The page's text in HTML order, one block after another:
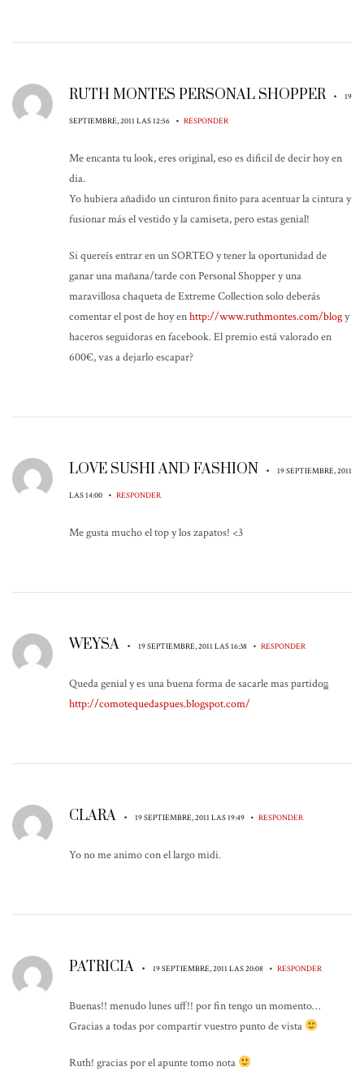
RUTH MONTES PERSONAL SHOPPER • 19
SEPTIEMBRE, 2011 LAS 12:56 • RESPONDER
Me encanta tu look, eres original, eso es dificil de decir hoy en
dia.
Yo hubiera añadido un cinturon finito para acentuar la cintura y
fusionar más el vestido y la camiseta, pero estas genial!
Si quereís entrar en un SORTEO y tener la oportunidad de
ganar una mañana/tarde con Personal Shopper y una
maravillosa chaqueta de Extreme Collection solo deberás
comentar el post de hoy enhttp://www.ruthmontes.com/blogy
haceros seguidoras en facebook. El premio está valorado en
600€, vas a dejarlo escapar?
LOVE SUSHI AND FASHION • 19 SEPTIEMBRE, 2011
LAS 14:00 • RESPONDER
Me gusta mucho el top y los zapatos! <3
WEYSA • 19 SEPTIEMBRE, 2011 LAS 16:38 • RESPONDER
Queda genial y es una buena forma de sacarle mas partido¡¡¡
http://comotequedaspues.blogspot.com/
CLARA • 19 SEPTIEMBRE, 2011 LAS 19:49 • RESPONDER
Yo no me animo con el largo midi.
PATRICIA • 19 SEPTIEMBRE, 2011 LAS 20:08 • RESPONDER
Buenas!! menudo lunes uff!! por fin tengo un momento…
Gracias a todas por compartir vuestro punto de vista
Ruth! gracias por el apunte tomo nota